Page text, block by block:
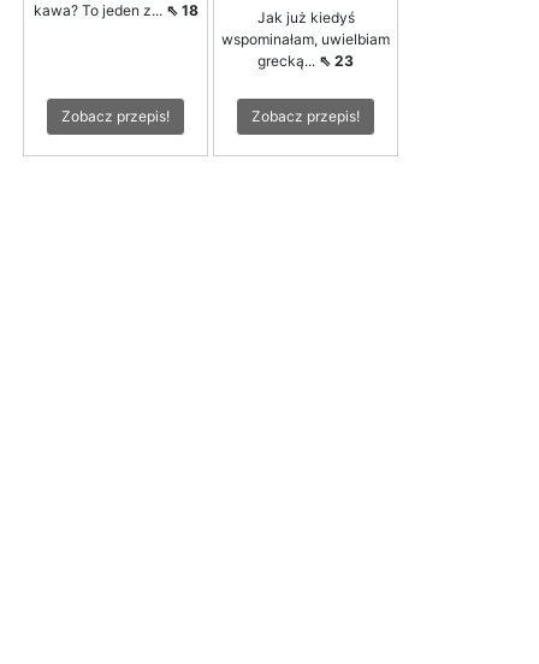
kawa? To jeden z... ⇖ 18
Zobacz przepis!
Jak już kiedyś
wspominałam, uwielbiam
grecką... ⇖ 23
Zobacz przepis!